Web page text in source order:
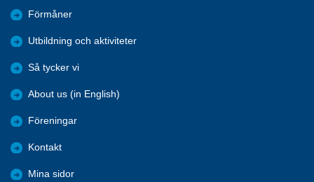
Förmåner
Utbildning och aktiviteter
Så tycker vi
About us (in English)
Föreningar
Kontakt
Mina sidor